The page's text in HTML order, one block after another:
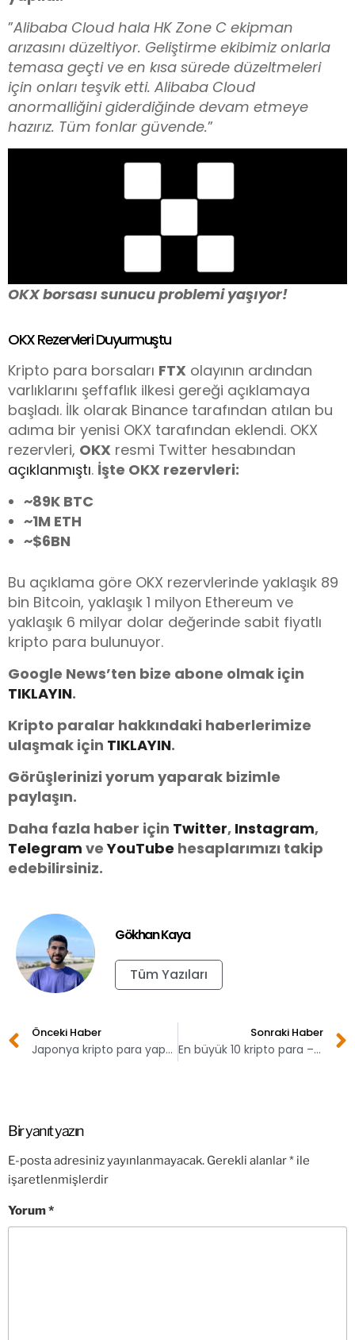
”Alibaba Cloud hala HK Zone C ekipman
arızasını düzeltiyor. Geliştirme ekibimiz onlarla
temasa geçti ve en kısa sürede düzeltmeleri
için onları teşvik etti. Alibaba Cloud
anormalliğini giderdiğinde devam etmeye
hazırız. Tüm fonlar güvende.”
OKX borsası sunucu problemi yaşıyor!
OKX Rezervleri Duyurmuştu
Kripto para borsaları FTX olayının ardından
varlıklarını şeffaflık ilkesi gereği açıklamaya
başladı. İlk olarak Binance tarafından atılan bu
adıma bir yenisi OKX tarafından eklendi. OKX
rezervleri, OKX resmi Twitter hesabından
açıklanmıştı. İşte OKX rezervleri:
~89K BTC
~1M ETH
~$6BN
Bu açıklama göre OKX rezervlerinde yaklaşık 89
bin Bitcoin, yaklaşık 1 milyon Ethereum ve
yaklaşık 6 milyar dolar değerinde sabit fiyatlı
kripto para bulunuyor.
Google News’ten bize abone olmak için
TIKLAYIN.
Kripto paralar hakkındaki haberlerimize
ulaşmak için TIKLAYIN.
Görüşlerinizi yorum yaparak bizimle
paylaşın.
Daha fazla haber için Twitter, Instagram,
Telegram veYouTube hesaplarımızı takip
edebilirsiniz.
Gökhan Kaya
Tüm Yazıları
Önceki Haber
Japonya kripto para yaptırımlarını azaltıyor!
Sonraki Haber
En büyük 10 kripto para – 18 Aralık (VİDEO)
Bir yanıt yazın
E-posta adresiniz yayınlanmayacak. Gerekli alanlar* ile
işaretlenmişlerdir
Yorum*